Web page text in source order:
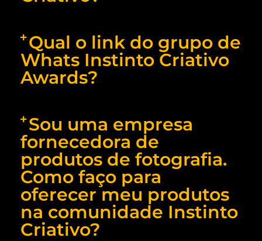
Qual o link do grupo de
Whats Instinto Criativo
Awards?
Sou uma empresa
fornecedora de
produtos de fotografia.
Como faço para
oferecer meu produtos
na comunidade Instinto
Criativo?